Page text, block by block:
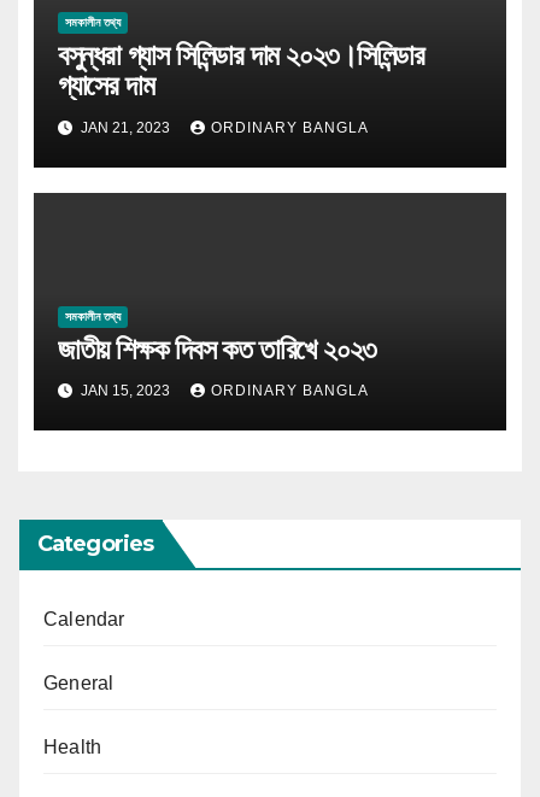
সমকালীন তথ্য
বসুন্ধরা গ্যাস সিলিন্ডার দাম ২০২৩।সিলিন্ডার
গ্যাসের দাম
JAN 21, 2023 ORDINARY BANGLA
সমকালীন তথ্য
জাতীয় শিক্ষক দিবস কত তারিখে ২০২৩
JAN 15, 2023 ORDINARY BANGLA
Categories
Calendar
General
Health